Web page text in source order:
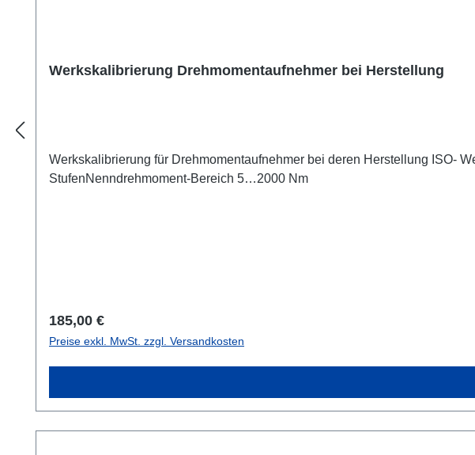
Werkskalibrierung Drehmomentaufnehmer bei Herstellung
Werkskalibrierung für Drehmomentaufnehmer bei deren Herstellung ISO-
StufenNenndrehmoment-Bereich 5…2000 Nm
Regulärer Preis:
185,00 €
Preise exkl. MwSt. zzgl. Versandkosten